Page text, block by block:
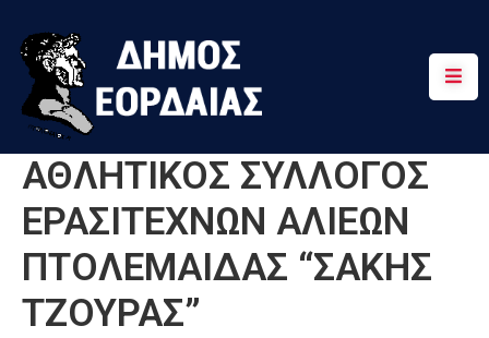
Αρχική
Πτολεμαΐδα
Κοινότητες
ΑΘΛΗΤΙΚΟΣ ΣΥΛΛΟΓΟΣ
ΕΡΑΣΙΤΕΧΝΩΝ ΑΛΙΕΩΝ
ΠΤΟΛΕΜΑΙΔΑΣ “ΣΑΚΗΣ
ΤΖΟΥΡΑΣ”